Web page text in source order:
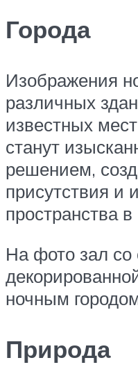
Города
Изображения
различных
известных
станут
решением,
присутствия и
пространства в
На фото зал со
ночным
Природа